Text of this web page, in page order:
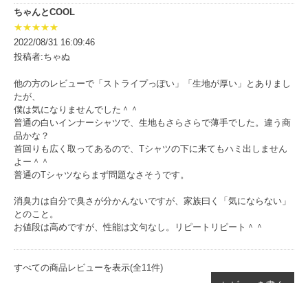
ちゃんとCOOL
★★★★★
2022/08/31 16:09:46
投稿者:ちゃぬ
他の方のレビューで「ストライプっぽい」「生地が厚い」とありまし
たが、
僕は気になりませんでした＾＾
普通の白いインナーシャツで、生地もさらさらで薄手でした。違う商
品かな？
首回りも広く取ってあるので、Tシャツの下に来てもハミ出しません
よー＾＾
普通のTシャツならまず問題なさそうです。
消臭力は自分で臭さが分かんないですが、家族曰く「気にならない」
とのこと。
お値段は高めですが、性能は文句なし。リピートリピート＾＾
すべての商品レビューを表示(全11件)